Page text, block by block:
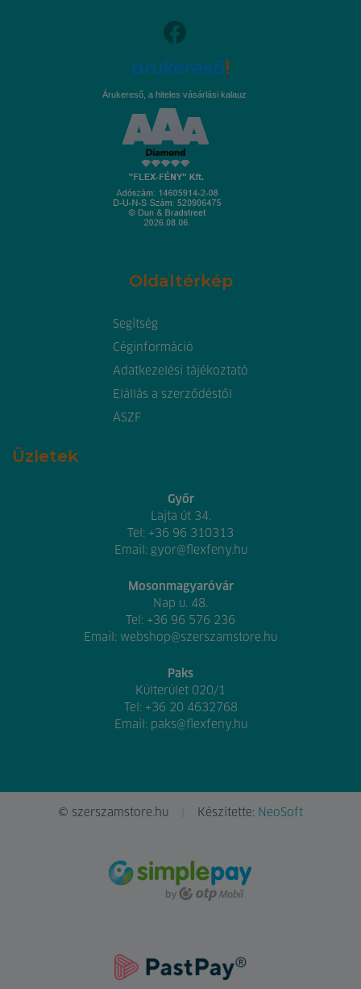
Árukereső, a hiteles vásárlási kalauz
Oldaltérkép
Segítség
Céginformáció
Adatkezelési tájékoztató
Elállás a szerződéstől
ÁSZF
Üzletek
Győr
Lajta út 34.
Tel: +36 96 310313
Email: gyor@flexfeny.hu
Mosonmagyaróvár
Nap u. 48.
Tel: +36 96 576 236
Email: webshop@szerszamstore.hu
Paks
Külterület 020/1
Tel: +36 20 4632768
Email: paks@flexfeny.hu
© szerszamstore.hu Készítette: NeoSoft